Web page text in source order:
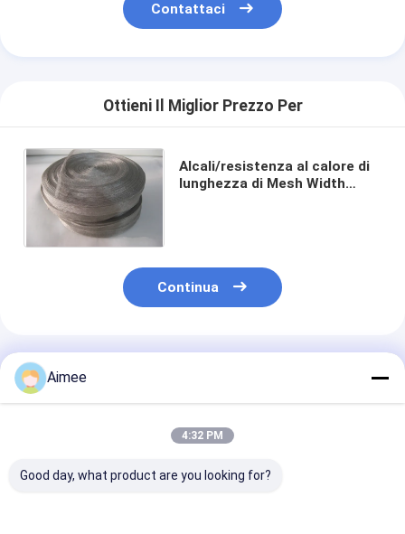
Contattaci
Ottieni Il Miglior Prezzo Per
Alcali/resistenza al calore di
lunghezza di Mesh Width
Continua
Prodotti Raccomandati
Aimee
4:32 PM
Good day, what product are you looking for?